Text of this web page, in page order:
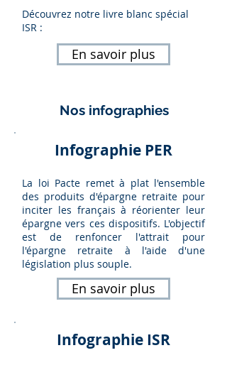
Découvrez notre livre blanc spécial
ISR :
En savoir plus
Nos infographies
Infographie PER
La loi Pacte remet à plat l'ensemble
des produits d'épargne retraite pour
inciter les français à réorienter leur
épargne vers ces dispositifs. L'objectif
est de renfoncer l'attrait pour
l'épargne retraite à l'aide d'une
législation plus souple.
En savoir plus
Infographie ISR